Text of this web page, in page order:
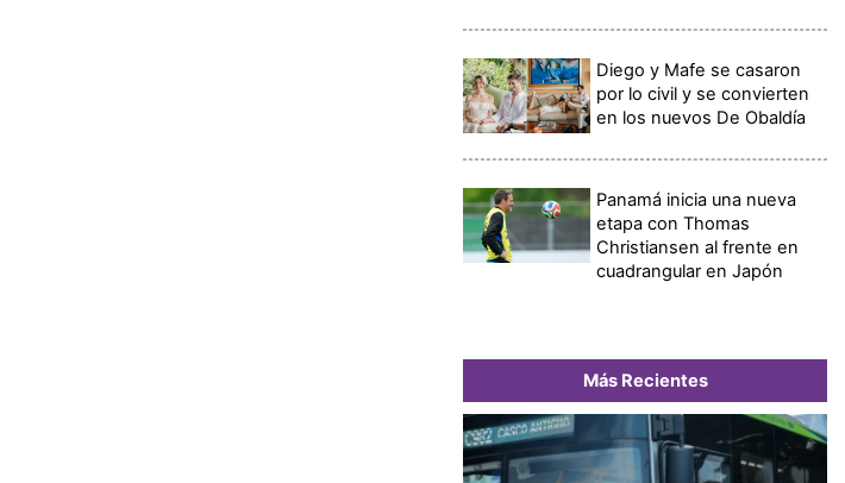
Diego y Mafe se casaron
por lo civil y se convierten
en los nuevos De Obaldía
Panamá inicia una nueva
etapa con Thomas
Christiansen al frente en
cuadrangular en Japón
Más Recientes